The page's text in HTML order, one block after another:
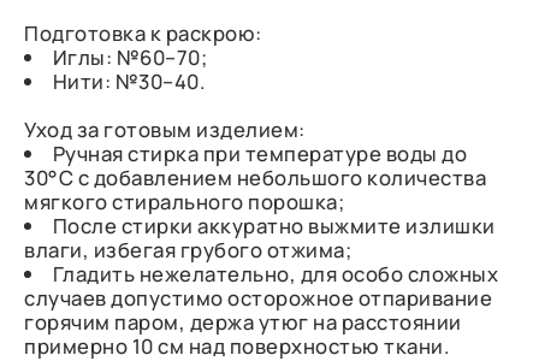
Подготовка к раскрою:
Иглы: №60–70;
Нити: №30–40.
Уход за готовым изделием:
Ручная стирка при температуре воды до
30°C с добавлением небольшого количества
мягкого стирального порошка;
После стирки аккуратно выжмите излишки
влаги, избегая грубого отжима;
Гладить нежелательно, для особо сложных
случаев допустимо осторожное отпаривание
горячим паром, держа утюг на расстоянии
примерно 10 см над поверхностью ткани.